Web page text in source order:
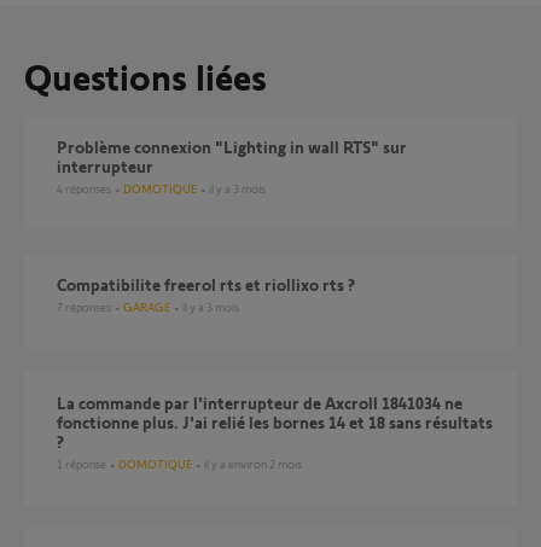
Questions liées
Problème connexion "Lighting in wall RTS" sur
interrupteur
4 réponses DOMOTIQUE il y a 3 mois
compatibilite freerol rts et riollixo rts ?
7 réponses GARAGE il y a 3 mois
La commande par l'interrupteur de Axcroll 1841034 ne
fonctionne plus. J'ai relié les bornes 14 et 18 sans résultats
?
1 réponse DOMOTIQUE il y a environ 2 mois